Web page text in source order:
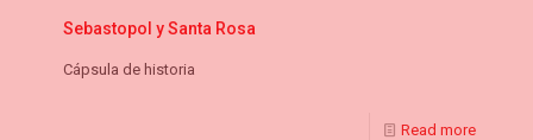
Sebastopol y Santa Rosa
Cápsula de historia
Read more